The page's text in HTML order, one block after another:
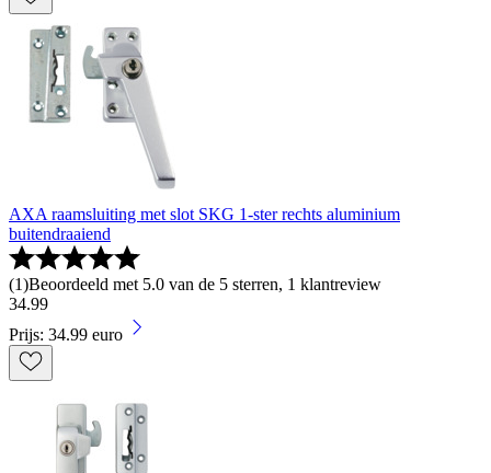
AXA raamsluiting met slot SKG 1-ster rechts aluminium
buitendraaiend
(1)Beoordeeld met 5.0 van de 5 sterren, 1 klantreview
34.99
Prijs: 34.99 euro